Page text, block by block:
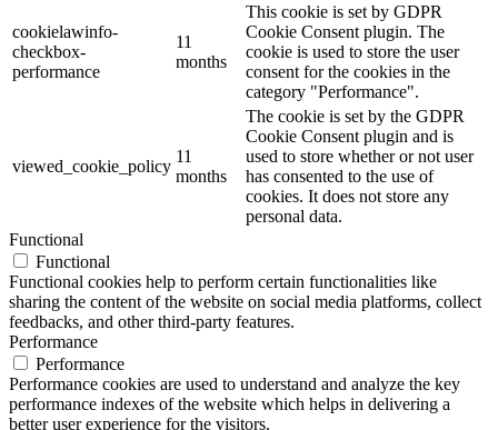
cookielawinfo-
checkbox-
performance
11
months
This cookie is set by GDPR
Cookie Consent plugin. The
cookie is used to store the user
consent for the cookies in the
category "Performance".
viewed_cookie_policy
11
months
The cookie is set by the GDPR
Cookie Consent plugin and is
used to store whether or not user
has consented to the use of
cookies. It does not store any
personal data.
Functional
Functional
Functional cookies help to perform certain functionalities like
sharing the content of the website on social media platforms, collect
feedbacks, and other third-party features.
Performance
Performance
Performance cookies are used to understand and analyze the key
performance indexes of the website which helps in delivering a
better user experience for the visitors.